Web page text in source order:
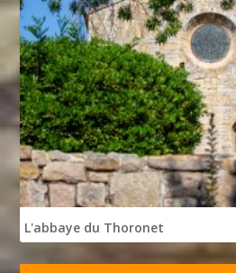
L'abbaye du Thoronet